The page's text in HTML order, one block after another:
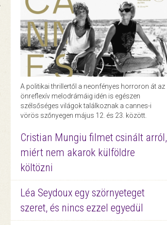
A politikai thrillertől a neonfényes horroron át az
önreflexív melodrámáig idén is egészen
szélsőséges világok találkoznak a cannes-i
vörös szőnyegen május 12. és 23. között.
Cristian Mungiu filmet csinált arról,
miért nem akarok külföldre
költözni
Léa Seydoux egy szörnyeteget
szeret, és nincs ezzel egyedül